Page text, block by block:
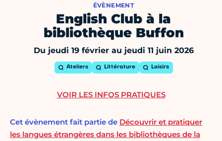
ÉVÈNEMENT
English Club à la
bibliothèque Buffon
Du jeudi 19 février au jeudi 11 juin 2026
Ateliers Littérature Loisirs
Cet évènement fait partie de Découvrir et pratiquer
les langues étrangères dans les bibliothèques de la
VOIR LES INFOS PRATIQUES